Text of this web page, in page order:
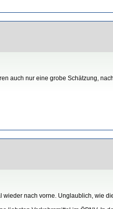
auch nur eine grobe Schätzung,
nach vorne. Unglaublich, wie